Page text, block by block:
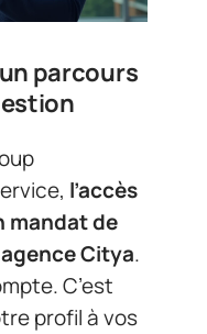
parcours
l’accès
mandat de
Citya.
C’est
profil à vos